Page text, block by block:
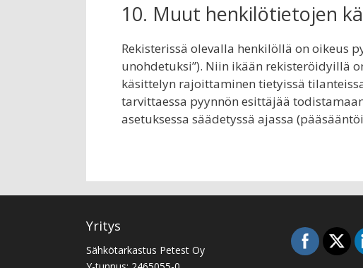
10. Muut henkilötietojen
Rekisterissä olevalla henkilöllä on oikeus
unohdetuksi”). Niin ikään rekisteröidyillä
käsittelyn rajoittaminen tietyissä
tarvittaessa pyynnön esittäjää
asetuksessa säädetyssä ajassa
Yritys
Sähkötarkastus Petest Oy